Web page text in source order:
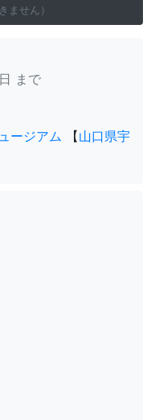
ません）
まで
ージアム 【山口県宇